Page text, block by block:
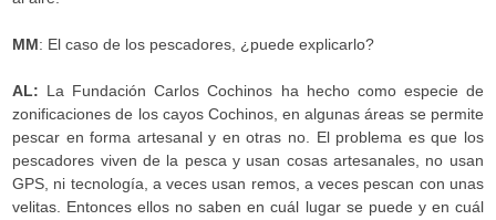
MM: El caso de los pescadores, ¿puede explicarlo?
AL: La Fundación Carlos Cochinos ha hecho como especie de
zonificaciones de los cayos Cochinos, en algunas áreas se permite
pescar en forma artesanal y en otras no. El problema es que los
pescadores viven de la pesca y usan cosas artesanales, no usan
GPS, ni tecnología, a veces usan remos, a veces pescan con unas
velitas. Entonces ellos no saben en cuál lugar se puede y en cuál